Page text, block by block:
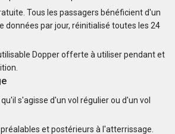
Tous les passagers bénéficient d'un
données par jour, réinitialisé toutes les 24
Dopper offerte à utiliser pendant et
s'agisse d'un vol régulier ou d'un vol
et postérieurs à l'atterrissage.